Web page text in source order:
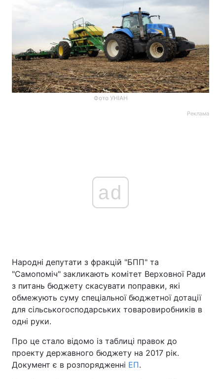
Фото УНІАН
Реклама
ad
Народні депутати з фракцій "БПП" та
"Самопоміч" закликають комітет Верховної Ради
з питань бюджету скасувати поправки, які
обмежують суму спеціальної бюджетної дотації
для сільськогосподарських товаровиробників в
одні руки.
Про це стало відомо із таблиці правок до
проекту державного бюджету на 2017 рік.
Документ є в розпорядженні ЕП.